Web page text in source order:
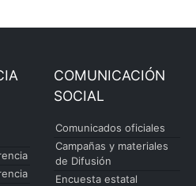
COMUNICACIÓN
SOCIAL
Comunicados oficiales
Campañas y materiales
de Difusión
Encuesta estatal